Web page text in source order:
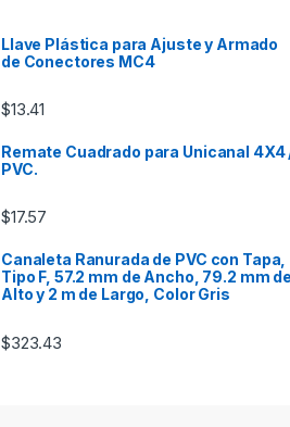
Llave Plástica para Ajuste y Armado
de Conectores MC4
$13.41
Remate Cuadrado para Unicanal 4X4
PVC.
$17.57
Canaleta Ranurada de PVC con Tapa,
Tipo F, 57.2 mm de Ancho, 79.2 mm de
Alto y 2 m de Largo, Color Gris
$323.43